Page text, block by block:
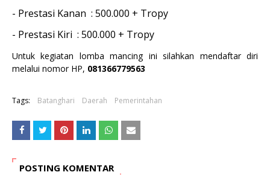
- Prestasi Kanan : 500.000 + Tropy
- Prestasi Kiri : 500.000 + Tropy
Untuk kegiatan lomba mancing ini silahkan mendaftar diri
melalui nomor HP, 081366779563
Tags: Batanghari Daerah Pemerintahan
POSTING KOMENTAR